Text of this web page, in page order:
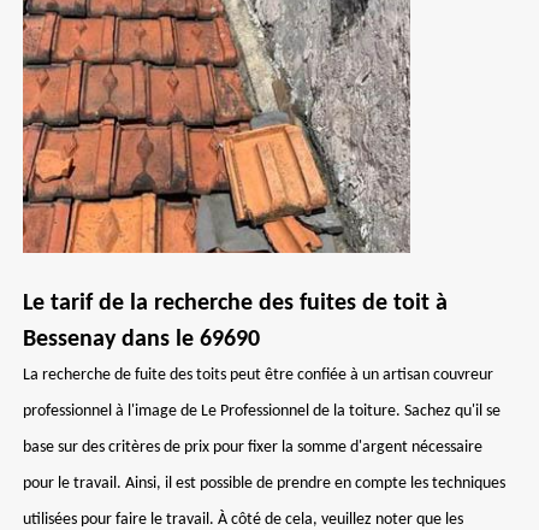
Le tarif de la recherche des fuites de toit à
Bessenay dans le 69690
La recherche de fuite des toits peut être confiée à un artisan couvreur
professionnel à l'image de Le Professionnel de la toiture. Sachez qu'il se
base sur des critères de prix pour fixer la somme d'argent nécessaire
pour le travail. Ainsi, il est possible de prendre en compte les techniques
utilisées pour faire le travail. À côté de cela, veuillez noter que les